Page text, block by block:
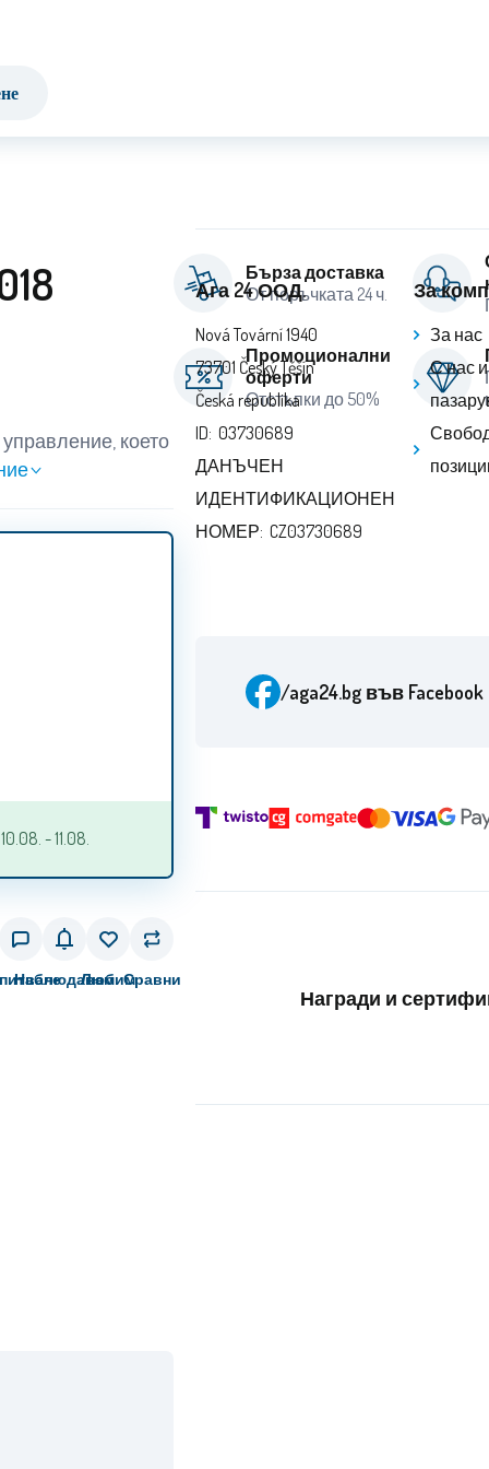
което
- 11.08.
Наблюдавам
ЛюбимСравни
Бърза доставка
От поръчката 24 ч.
Промоционални
оферти
Отстъпки до 50%
Ага 24 ООД.
Nová Tovární 1940
73701 Český Těšín
Česká republika
ID: 03730689
ДАНЪЧЕН
ИДЕНТИФИКАЦИОНЕН
НОМЕР: CZ03730689
За
За нас
С нас
/aga24.bg във Facebook
Награди и